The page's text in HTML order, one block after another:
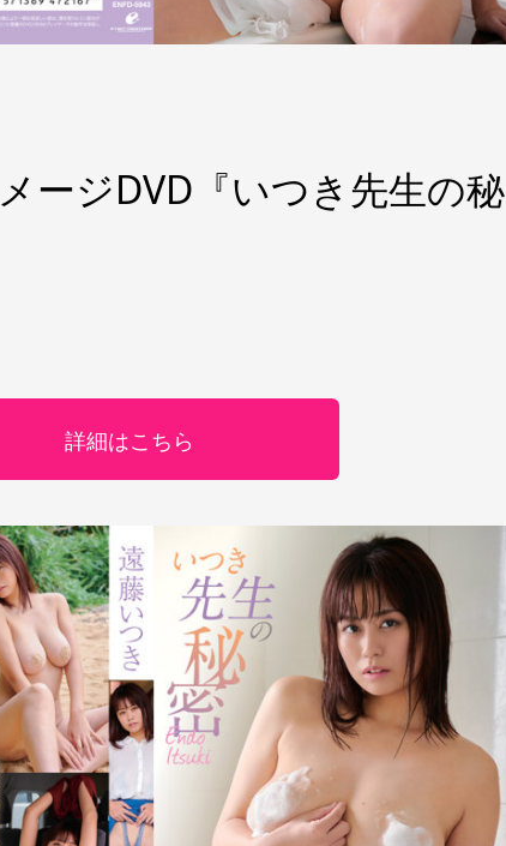
ージDVD『いつき先生の秘
詳細はこちら